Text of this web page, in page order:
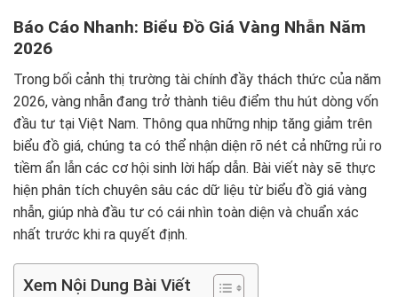
Báo Cáo Nhanh: Biểu Đồ Giá Vàng Nhẫn Năm
2026
Trong bối cảnh thị trường tài chính đầy thách thức của năm
2026, vàng nhẫn đang trở thành tiêu điểm thu hút dòng vốn
đầu tư tại Việt Nam. Thông qua những nhịp tăng giảm trên
biểu đồ giá, chúng ta có thể nhận diện rõ nét cả những rủi ro
tiềm ẩn lẫn các cơ hội sinh lời hấp dẫn. Bài viết này sẽ thực
hiện phân tích chuyên sâu các dữ liệu từ biểu đồ giá vàng
nhẫn, giúp nhà đầu tư có cái nhìn toàn diện và chuẩn xác
nhất trước khi ra quyết định.
Xem Nội Dung Bài Viết